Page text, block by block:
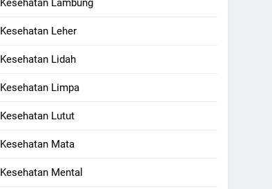
Kesehatan Lambung
Kesehatan Leher
Kesehatan Lidah
Kesehatan Limpa
Kesehatan Lutut
Kesehatan Mata
Kesehatan Mental